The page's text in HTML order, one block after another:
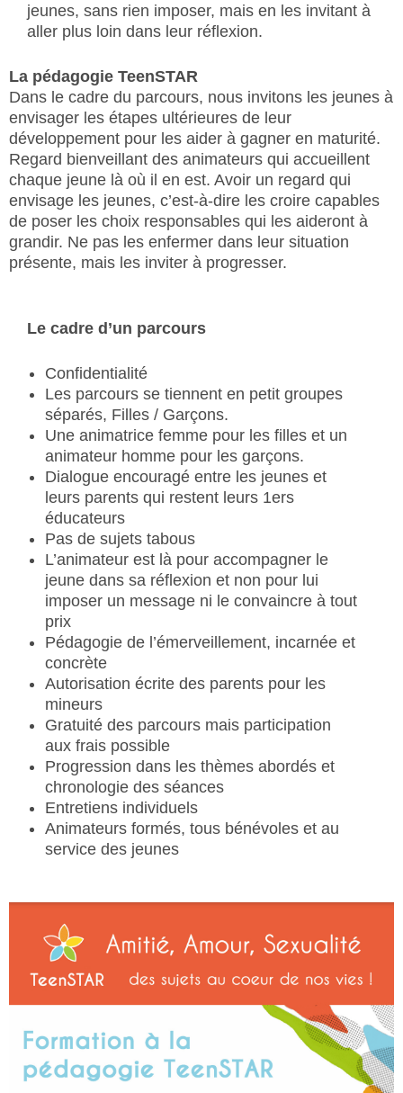
jeunes, sans rien imposer, mais en les invitant à
aller plus loin dans leur réflexion.
La pédagogie TeenSTAR
Dans le cadre du parcours, nous invitons les jeunes à
envisager les étapes ultérieures de leur
développement pour les aider à gagner en maturité.
Regard bienveillant des animateurs qui accueillent
chaque jeune là où il en est. Avoir un regard qui
envisage les jeunes, c’est-à-dire les croire capables
de poser les choix responsables qui les aideront à
grandir. Ne pas les enfermer dans leur situation
présente, mais les inviter à progresser.
Le cadre d’un parcours
Confidentialité
Les parcours se tiennent en petit groupes
séparés, Filles / Garçons.
Une animatrice femme pour les filles et un
animateur homme pour les garçons.
Dialogue encouragé entre les jeunes et
leurs parents qui restent leurs 1ers
éducateurs
Pas de sujets tabous
L’animateur est là pour accompagner le
jeune dans sa réflexion et non pour lui
imposer un message ni le convaincre à tout
prix
Pédagogie de l’émerveillement, incarnée et
concrète
Autorisation écrite des parents pour les
mineurs
Gratuité des parcours mais participation
aux frais possible
Progression dans les thèmes abordés et
chronologie des séances
Entretiens individuels
Animateurs formés, tous bénévoles et au
service des jeunes